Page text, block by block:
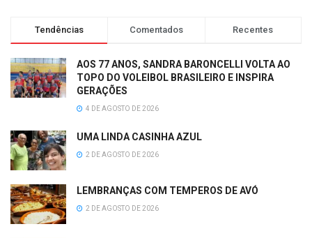
Tendências Comentados Recentes
AOS 77 ANOS, SANDRA BARONCELLI VOLTA AO
TOPO DO VOLEIBOL BRASILEIRO E INSPIRA
GERAÇÕES
4 DE AGOSTO DE 2026
UMA LINDA CASINHA AZUL
2 DE AGOSTO DE 2026
LEMBRANÇAS COM TEMPEROS DE AVÓ
2 DE AGOSTO DE 2026